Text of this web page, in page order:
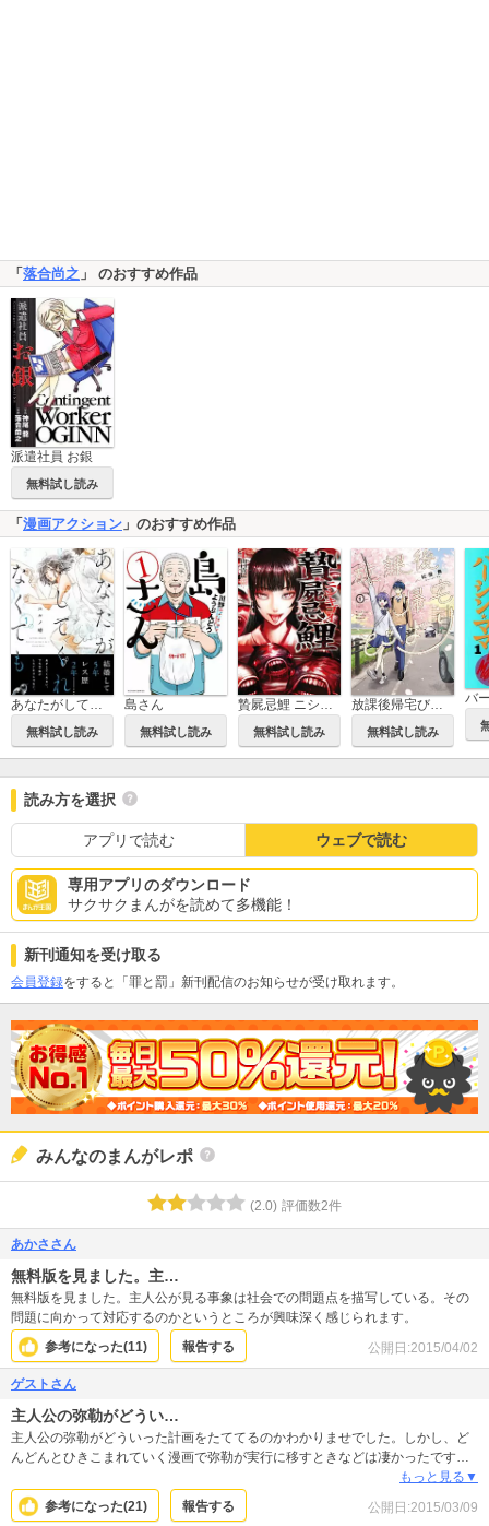
「 落合尚之 」 のおすすめ作品
派遣社員 お銀
無料試し読み
「 漫画アクション 」のおすすめ作品
無料試し読み
島さん
無料試し読み 無料試し読み
放課後帰宅びより
無料試し読み
バ
読み方を選択
アプリで読む ウェブで読む
専用アプリのダウンロード
サクサクまんがを読めて多機能！
新刊通知を受け取る
会員登録をすると「罪と罰」新刊配信のお知らせが受け取れます。
みんなのまんがレポ
(2.0) 評価数2件
あかささん
無料版を見ました。主…
無料版を見ました。主人公が見る事象は社会での問題点を描写している。その
問題に向かって対応するのかというところが興味深く感じられます。
参考になった(11) 報告する 公開日:2015/04/02
ゲストさん
主人公の弥勒がどうい…
主人公の弥勒がどういった計画をたててるのかわかりませでした。しかし、ど
んどんとひきこまれていく漫画で弥勒が実行に移すときなどは凄かったです！
その後の出てくる人たちも弥勒に道を示したりして面白い作品でした。弥勒に
影響与えた首藤さんの行く末も、是非読んでもらいたいです！
もっと見る▼
参考になった(21) 報告する 公開日:2015/03/09